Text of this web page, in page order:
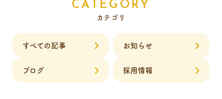
CATEGORY
カテゴリ
すべての記事 お知らせ
ブログ 採用情報